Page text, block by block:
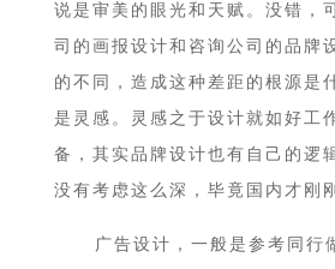
说是审美的眼光和天赋。没错，
司的画报设计和咨询公司的品牌
的不同，造成这种差距的根源是
是灵感。灵感之于设计就如好工
备，其实品牌设计也有自己的逻
没有考虑这么深，毕竟国内才刚
广告设计，一般是参考同行